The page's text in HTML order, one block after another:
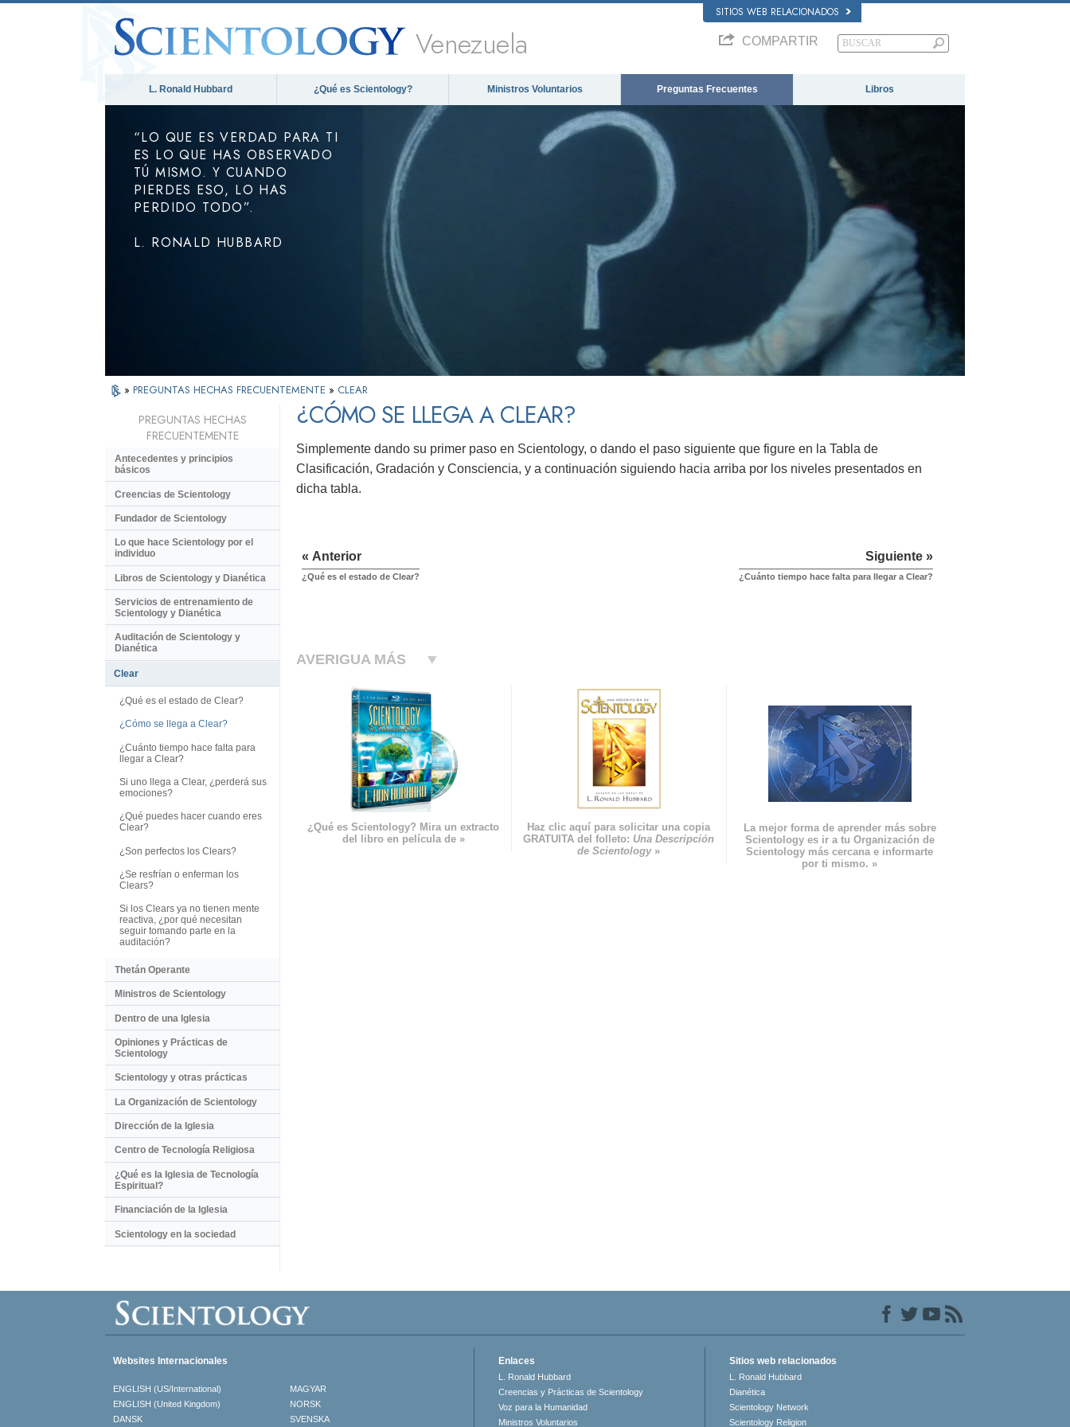
SITIOS WEB RELACIONADOS
Venezuela COMPARTIR
L. Ronald Hubbard ¿Qué es Scientology? Ministros Voluntarios Preguntas Frecuentes Libros
“LO QUE ES VERDAD PARA TI
ES LO QUE HAS OBSERVADO
TÚ MISMO. Y CUANDO
PIERDES ESO, LO HAS
PERDIDO TODO”.
L. RONALD HUBBARD
» PREGUNTAS HECHAS FRECUENTEMENTE » CLEAR
¿CÓMO SE LLEGA A CLEAR?
Simplemente dando su primer paso en Scientology, o dando el paso siguiente que figure en la Tabla de
Clasificación, Gradación y Consciencia, y a continuación siguiendo hacia arriba por los niveles presentados en
dicha tabla.
« Anterior
¿Qué es el estado de Clear?
Siguiente »
¿Cuánto tiempo hace falta para llegar a Clear?
AVERIGUA MÁS
¿Qué es Scientology? Mira un extracto
del libro en película de »
Haz clic aquí para solicitar una copia
GRATUITA del folleto: Una Descripción
de Scientology»
La mejor forma de aprender más sobre
Scientology es ir a tu Organización de
Scientology más cercana e informarte
por ti mismo. »
PREGUNTAS HECHAS
FRECUENTEMENTE
Antecedentes y principios
básicos
Creencias de Scientology
Fundador de Scientology
Lo que hace Scientology por el
individuo
Libros de Scientology y Dianética
Servicios de entrenamiento de
Scientology y Dianética
Auditación de Scientology y
Dianética
Clear
¿Qué es el estado de Clear?
¿Cómo se llega a Clear?
¿Cuánto tiempo hace falta para
llegar a Clear?
Si uno llega a Clear, ¿perderá sus
emociones?
¿Qué puedes hacer cuando eres
Clear?
¿Son perfectos los Clears?
¿Se resfrían o enferman los
Clears?
Si los Clears ya no tienen mente
reactiva, ¿por qué necesitan
seguir tomando parte en la
auditación?
Thetán Operante
Ministros de Scientology
Dentro de una Iglesia
Opiniones y Prácticas de
Scientology
Scientology y otras prácticas
La Organización de Scientology
Dirección de la Iglesia
Centro de Tecnología Religiosa
¿Qué es la Iglesia de Tecnología
Espiritual?
Financiación de la Iglesia
Scientology en la sociedad
Websites Internacionales
ENGLISH (US/International)
ENGLISH (United Kingdom)
DANSK
MAGYAR
NORSK
SVENSKA
Enlaces
L. Ronald Hubbard
Creencias y Prácticas de Scientology
Voz para la Humanidad
Ministros Voluntarios
Sitios web relacionados
L. Ronald Hubbard
Dianética
Scientology Network
Scientology Religion